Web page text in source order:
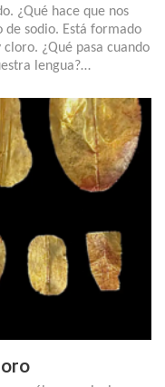
¿Qué hace que nos
sodio. Está formado
¿Qué pasa cuando
lengua?…